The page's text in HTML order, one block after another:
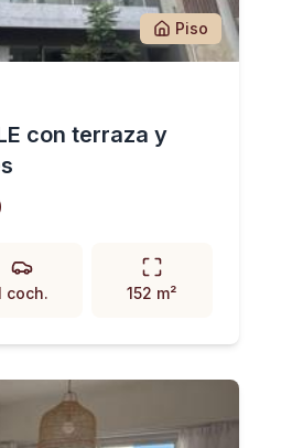
Piso
con terraza y
coch. 152 m²